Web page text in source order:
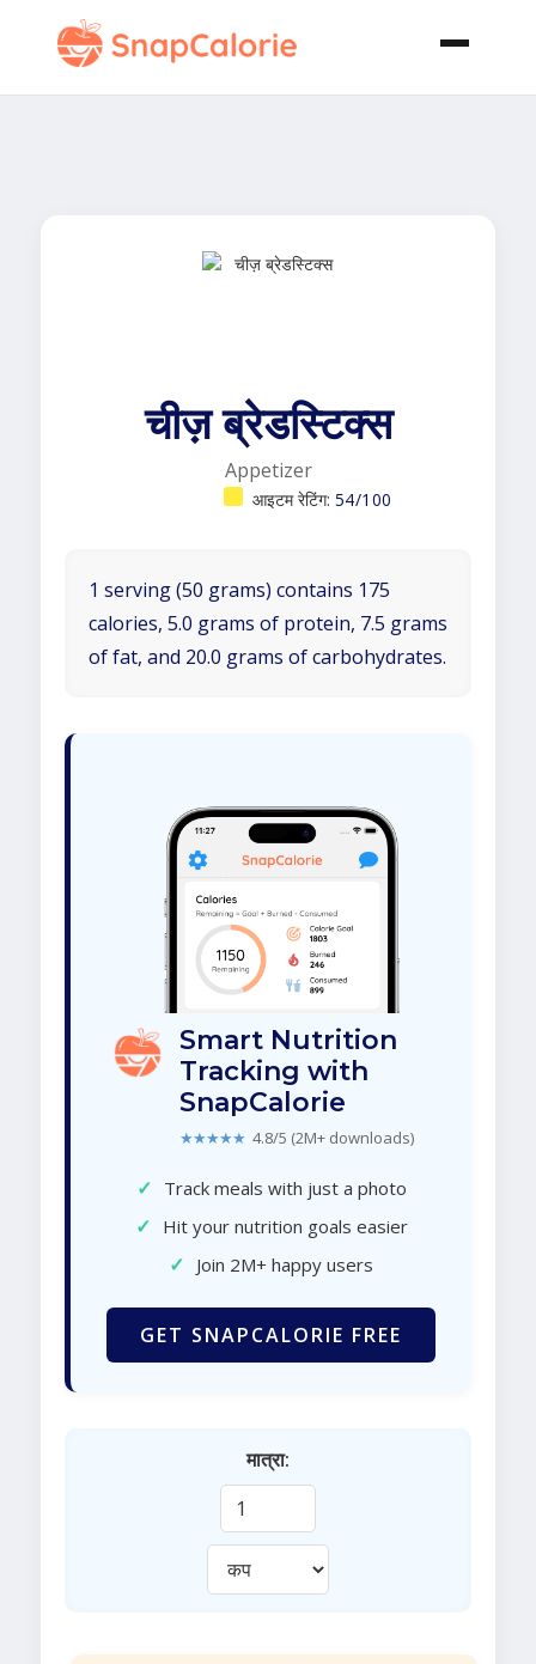
चीज़ ब्रेडस्टिक्स
Appetizer
आइटम रेटिंग: 54/100
1 serving (50 grams) contains 175
calories, 5.0 grams of protein, 7.5 grams
of fat, and 20.0 grams of carbohydrates.
Smart Nutrition
Tracking with
SnapCalorie
★★★★★ 4.8/5 (2M+ downloads)
✓ Track meals with just a photo
✓ Hit your nutrition goals easier
✓ Join 2M+ happy users
GET SNAPCALORIE FREE
मात्रा: